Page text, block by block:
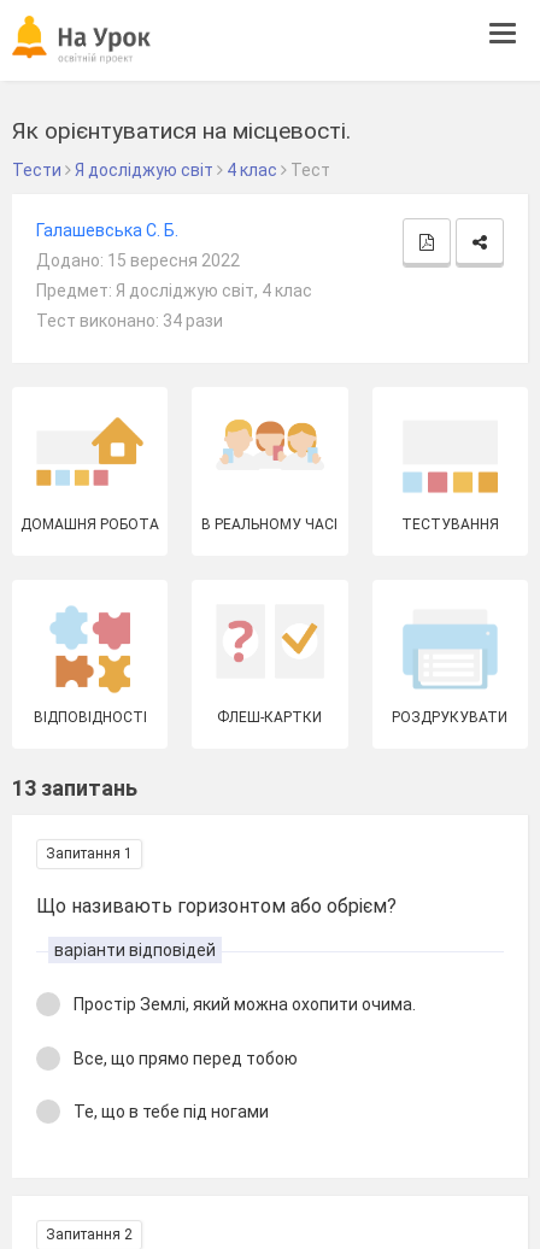
Як орієнтуватися на місцевості.
Тести Я досліджую світ 4 клас Тест
Галашевська С. Б.
Додано: 15 вересня 2022
Предмет: Я досліджую світ, 4 клас
Тест виконано: 34 рази
ДОМАШНЯ РОБОТА В РЕАЛЬНОМУ ЧАСІ ТЕСТУВАННЯ
ВІДПОВІДНОСТІ ФЛЕШ-КАРТКИ РОЗДРУКУВАТИ
13 запитань
Запитання 1
Що називають горизонтом або обрієм?
варіанти відповідей
Простір Землі, який можна охопити очима.
Все, що прямо перед тобою
Те, що в тебе під ногами
Запитання 2